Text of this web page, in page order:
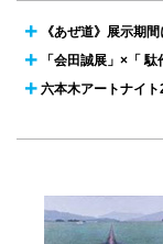
 《あぜ道》展示期
 「会田誠展」×「
 六本木アートナイ